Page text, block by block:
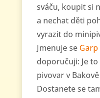
sváču, koupit si
a nechat děti
vyrazit do
Jmenuje se Garp
doporučuji: Je
pivovar v
Dostanete se